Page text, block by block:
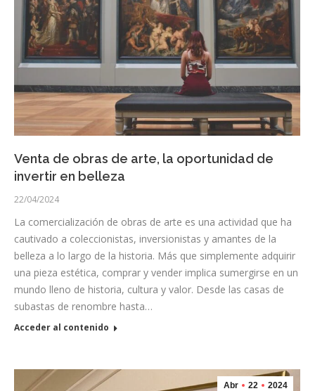
Venta de obras de arte, la oportunidad de
invertir en belleza
22/04/2024
La comercialización de obras de arte es una actividad que ha
cautivado a coleccionistas, inversionistas y amantes de la
belleza a lo largo de la historia. Más que simplemente adquirir
una pieza estética, comprar y vender implica sumergirse en un
mundo lleno de historia, cultura y valor. Desde las casas de
subastas de renombre hasta…
Acceder al contenido
Abr 22 2024